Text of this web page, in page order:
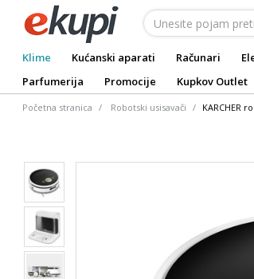
Klime Kućanski aparati Računari
Parfumerija
Promocije Kupkov Outlet
Početna stranica Robotski usisavači KARCHER